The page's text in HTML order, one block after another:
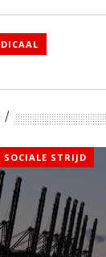
SOCIALE STRIJD